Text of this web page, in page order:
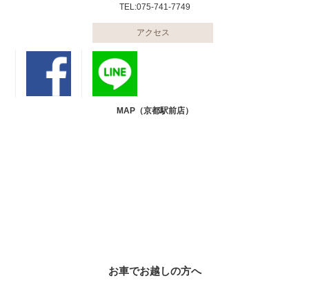
TEL:075-741-7749
アクセス
MAP（京都駅前店）
お車でお越しの方へ